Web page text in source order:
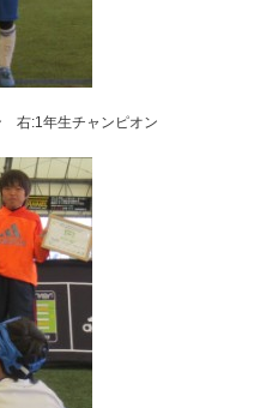
右:1年生チャンピオン